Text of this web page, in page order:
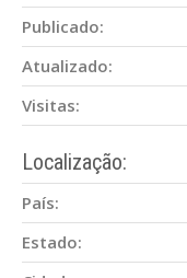
Publicado:
Atualizado:
Visitas:
Localização:
País:
Estado: